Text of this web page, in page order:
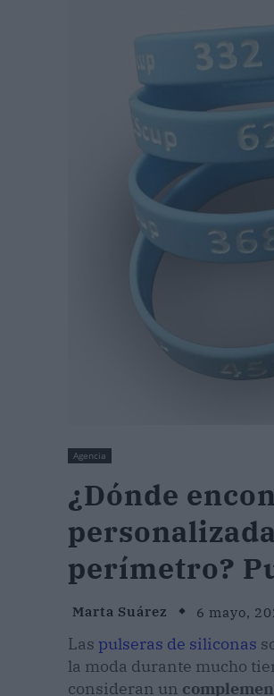
Agencia
¿Dónde
perímetro?
Marta Suárez 6 mayo,
Las pulseras de siliconas
la moda durante mucho
consideran un